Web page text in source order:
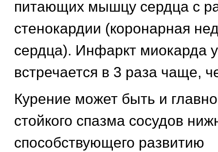
питающих мышцу сердца с
стенокардии (коронарная
сердца). Инфаркт миокарда
встречается в 3 раза чаще,
Курение может быть и
стойкого спазма сосудов
способствующего развитию